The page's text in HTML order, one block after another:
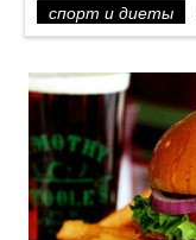
спорт и диеты